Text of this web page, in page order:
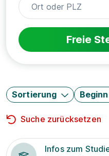
Freie
Sortierung Beginn
Suche zurücksetzen
Infos zum